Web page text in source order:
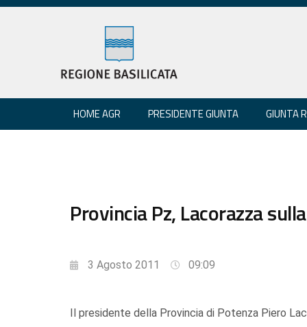
HOME AGR PRESIDENTE GIUNTA GIUNTA
Provincia Pz, Lacorazza
3 Agosto 2011 09:09
Il presidente della Provincia di Potenza Piero